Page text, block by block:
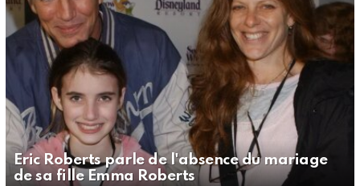
Eric Roberts parle de l'absence du mariage
de sa fille Emma Roberts